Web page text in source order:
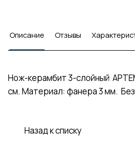
Описание Отзывы
Нож-керамбит 3-слойный
см. Материал: фанера 3 мм. Без
Назад к списку